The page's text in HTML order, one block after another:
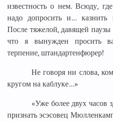
известность о нем. Всюду,
надо допросить и…
После тяжелой, давящей
что я вынужден просить
терпение, штандартенфюрер!
Не говоря ни слова,
кругом на каблуке…»
«Уже более двух
признать эсэсовец